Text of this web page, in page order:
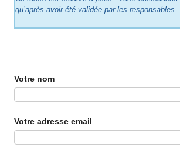
qu’après avoir été validée par les responsables.
Votre nom
Votre adresse email